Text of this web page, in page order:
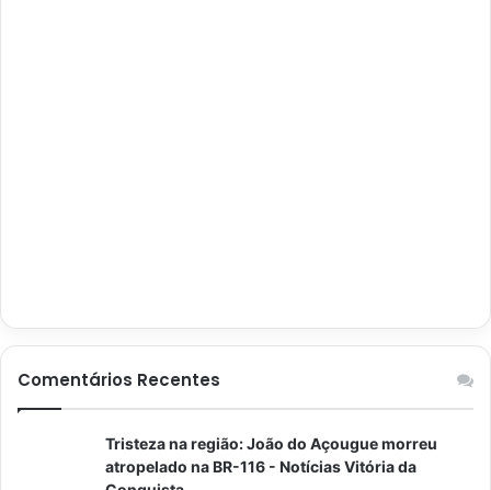
Comentários Recentes
Tristeza na região: João do Açougue morreu
atropelado na BR-116 - Notícias Vitória da